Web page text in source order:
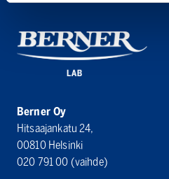
Berner Oy
Hitsaajankatu 24,
00810 Helsinki
020 791 00 (vaihde)